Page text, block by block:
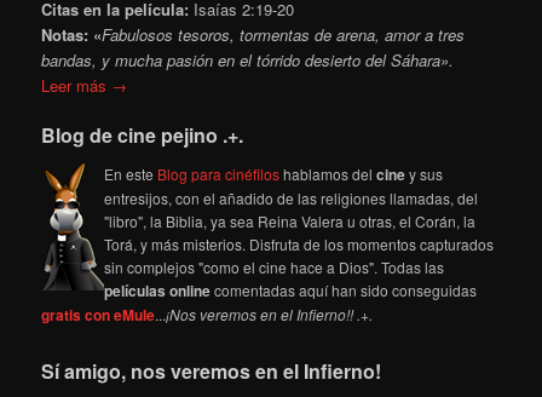
Citas en la película: Isaías 2:19-20
Notas: «Fabulosos tesoros, tormentas de arena, amor a tres
bandas, y mucha pasión en el tórrido desierto del Sáhara».
Leer más →
Blog de cine pejino .+.
En este Blog para cinéfiloshablamos delciney sus
entresijos, con el añadido de las religiones llamadas, del
"libro", la Biblia, ya sea Reina Valera u otras, el Corán, la
Torá, y más misterios. Disfruta de los momentos capturados
sin complejos "como el cine hace a Dios". Todas las
películas onlinecomentadas aquí han sido conseguidas
gratis con eMule...¡Nos veremos en el Infierno!! .+.
Sí amigo, nos veremos en el Infierno!